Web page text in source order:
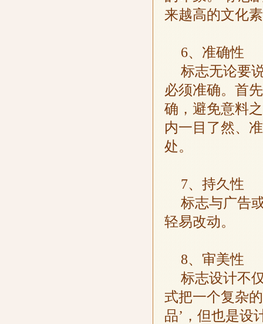
来越高的文化
6、准确性
标志无论要
必须准确。首
确，避免意料
内一目了然、
处。
7、持久性
标志与广告
轻易改动。
8、审美性
标志设计不
式把一个复杂
品’，但也是设